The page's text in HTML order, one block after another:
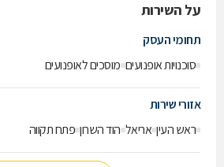
על השירות
תחומי העסק
סוכנויות אופנועים מוסכים לאופנועים
אזורי שירות
ראש העין אריאל הוד השרון פתח תקווה